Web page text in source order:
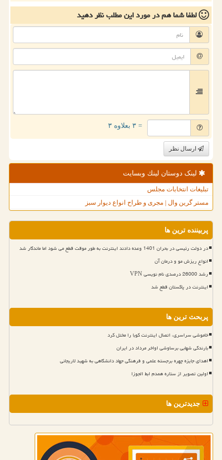
لطفا شما همدر مورد این مطلبنظر دهید
= ۳ بعلاوه ۳
ارسال نظر
لینک دوستان لینك وبسایت
تبلیغات انتخابات مجلس
مستر گرین وال | مجری و طراح انواع دیوار سبز
پربیننده ترین ها
در دولت رئیسی در بحران 1401 وعده دادند اینترنت به طور موقت قطع می شود اما ماندگار شد
انواع ریزش مو و درمان آن
رشد 26000 درصدی نام نویسی VPN
اینترنت در پاکستان قطع شد
پربحث ترین ها
خاموشی سراسری، اتصال اینترنت کوبا را مختل کرد
بارندگی شهابی برساوشی اواخر مرداد در ایران
اهدای جایزه چهره برجسته علمی و فرهنگی جهاد دانشگاهی به شهید لاریجانی
اولین تصویر از ستاره همدم ابط الجوزا
جدیدترین ها